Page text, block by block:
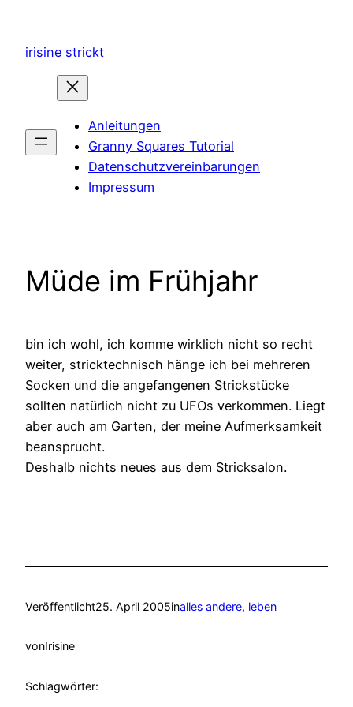
springen
irisine strickt
Anleitungen
Granny Squares Tutorial
Datenschutzvereinbarungen
Impressum
Müde im Frühjahr
bin ich wohl, ich komme wirklich nicht so recht
weiter, stricktechnisch hänge ich bei mehreren
Socken und die angefangenen Strickstücke
sollten natürlich nicht zu UFOs verkommen. Liegt
aber auch am Garten, der meine Aufmerksamkeit
beansprucht.
Deshalb nichts neues aus dem Stricksalon.
Veröffentlicht25. April 2005inalles andere, leben
vonIrisine
Schlagwörter: